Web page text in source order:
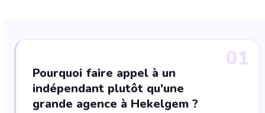
01
Pourquoi faire appel à un
indépendant plutôt qu'une
grande agence à Hekelgem ?